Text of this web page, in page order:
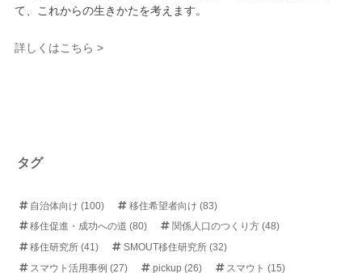
て、これからの生きかたを考えます。
詳しくはこちら >
タグ
自治体向け(100) 移住希望者向け (83)
移住促進・成功への道(80) 関係人口のつくり方 (48)
移住研究所(41) SMOUT移住研究所 (32)
スマウト活用事例(27) pickup (26) スマウト(15)